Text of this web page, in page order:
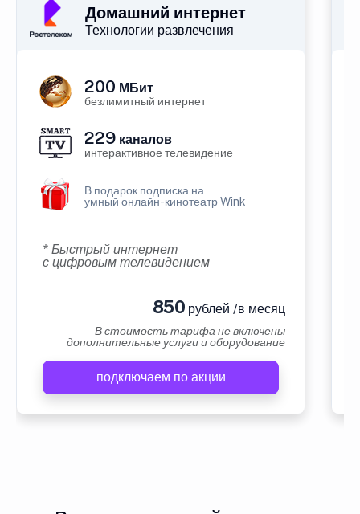
Домашний интернет
Технологии развлечения
200 МБит
безлимитный интернет
229 каналов
интерактивное телевидение
В подарок подписка на
умный онлайн-кинотеатр Wink
* Быстрый интернет
с цифровым телевидением
850 рублей /в месяц
В стоимость тарифа не включены
дополнительные услуги и оборудование
подключаем по акции